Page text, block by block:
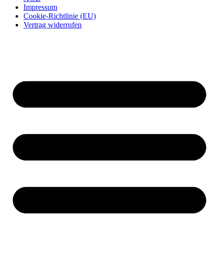
Impressum
Cookie-Richtlinie (EU)
Vertrag widerrufen